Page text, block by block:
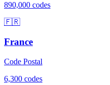
890,000 codes
🇫🇷
France
Code Postal
6,300 codes